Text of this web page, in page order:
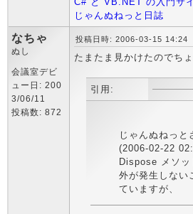
じゃんぬねっと日誌
なちゃ
ぬし
会議室デビ
ュー日: 200
3/06/11
投稿数: 872
投稿日時: 2006-03-15 14:24
たまたま見かけたのでち
引用:
じゃんぬねっと
(2006-02-22
Dispose メソッ
外が発生しない
ていますが、